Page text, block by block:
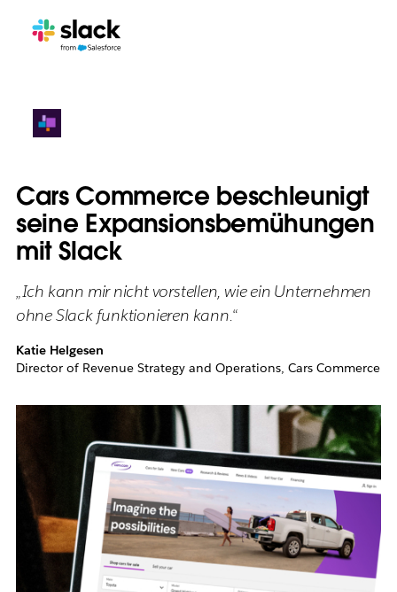
Cars Commerce beschleunigt
seine Expansionsbemühungen
mit Slack
„Ich kann mir nicht vorstellen, wie ein Unternehmen
ohne Slack funktionieren kann.“
Katie Helgesen
Director of Revenue Strategy and Operations, Cars Commerce